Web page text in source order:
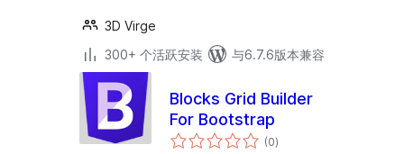
3D Virge
300+ 个活跃安装
与6.7.6版本兼容
Blocks Grid Builder
For Bootstrap
(0总
评)